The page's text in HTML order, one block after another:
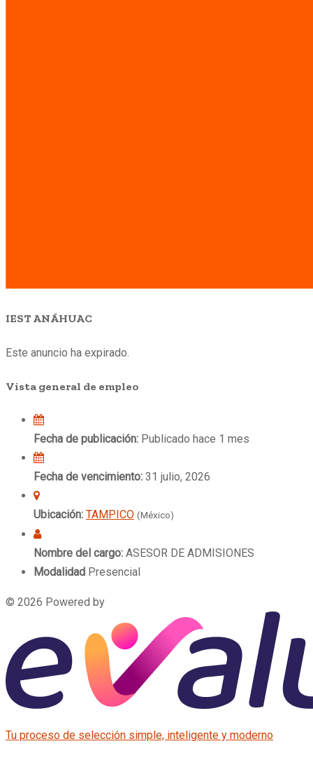
IEST ANÁHUAC
Este anuncio ha expirado.
Vista general de empleo
Fecha de publicación: Publicado hace 1 mes
Fecha de vencimiento: 31 julio, 2026
Ubicación: TAMPICO (México)
Nombre del cargo: ASESOR DE ADMISIONES
Modalidad Presencial
© 2026 Powered by
Tu proceso de selección simple, inteligente y moderno